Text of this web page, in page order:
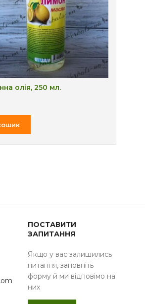
олія, 250 мл.
₴
ПОСТАВИТИ
ЗАПИТАННЯ
Якщо у вас залишились
питання, заповніть
форму й ми відповімо на
них